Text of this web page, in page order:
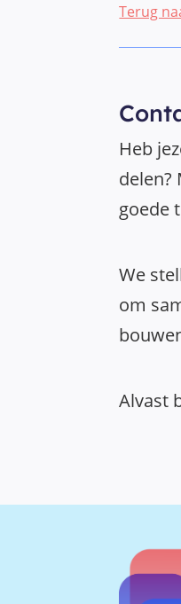
Terug
Heb
delen?
goede
We
om
Alvast